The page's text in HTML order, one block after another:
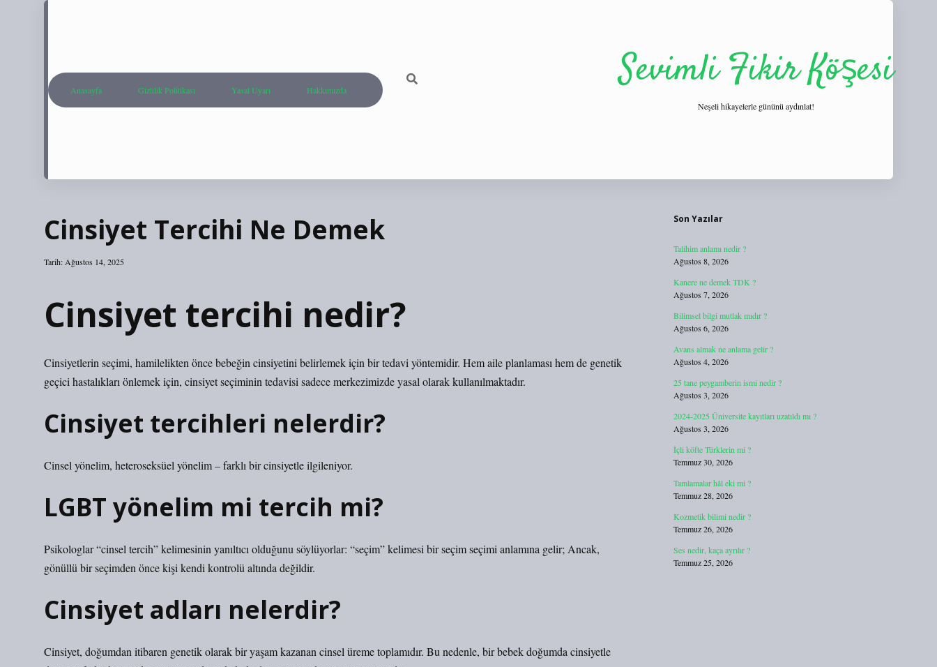
Anasayfa Gizlilik Politikası Yasal Uyarı Hakkımızda Sevimli Fikir Köşesi
Neşeli hikayelerle gününü aydınlat!
Cinsiyet Tercihi Ne Demek
Tarih: Ağustos 14, 2025
Cinsiyet tercihi nedir?
Cinsiyetlerin seçimi, hamilelikten önce bebeğin cinsiyetini belirlemek için bir tedavi yöntemidir. Hem aile planlaması hem de genetik
geçici hastalıkları önlemek için, cinsiyet seçiminin tedavisi sadece merkezimizde yasal olarak kullanılmaktadır.
Cinsiyet tercihleri nelerdir?
Cinsel yönelim, heteroseksüel yönelim – farklı bir cinsiyetle ilgileniyor.
LGBT yönelim mi tercih mi?
Psikologlar “cinsel tercih” kelimesinin yanıltıcı olduğunu söylüyorlar: “seçim” kelimesi bir seçim seçimi anlamına gelir; Ancak,
gönüllü bir seçimden önce kişi kendi kontrolü altında değildir.
Cinsiyet adları nelerdir?
Cinsiyet, doğumdan itibaren genetik olarak bir yaşam kazanan cinsel üreme toplamıdır. Bu nedenle, bir bebek doğumda cinsiyetle
Son Yazılar
Talihim anlamı nedir ?
Ağustos 8, 2026
Kanere ne demek TDK ?
Ağustos 7, 2026
Bilimsel bilgi mutlak mıdır ?
Ağustos 6, 2026
Avans almak ne anlama gelir ?
Ağustos 4, 2026
25 tane peygamberin ismi nedir ?
Ağustos 3, 2026
2024-2025 Üniversite kayıtları uzatıldı mı ?
Ağustos 3, 2026
İçli köfte Türklerin mi ?
Temmuz 30, 2026
Tamlamalar hâl eki mi ?
Temmuz 28, 2026
Kozmetik bilimi nedir ?
Temmuz 26, 2026
Ses nedir, kaça ayrılır ?
Temmuz 25, 2026